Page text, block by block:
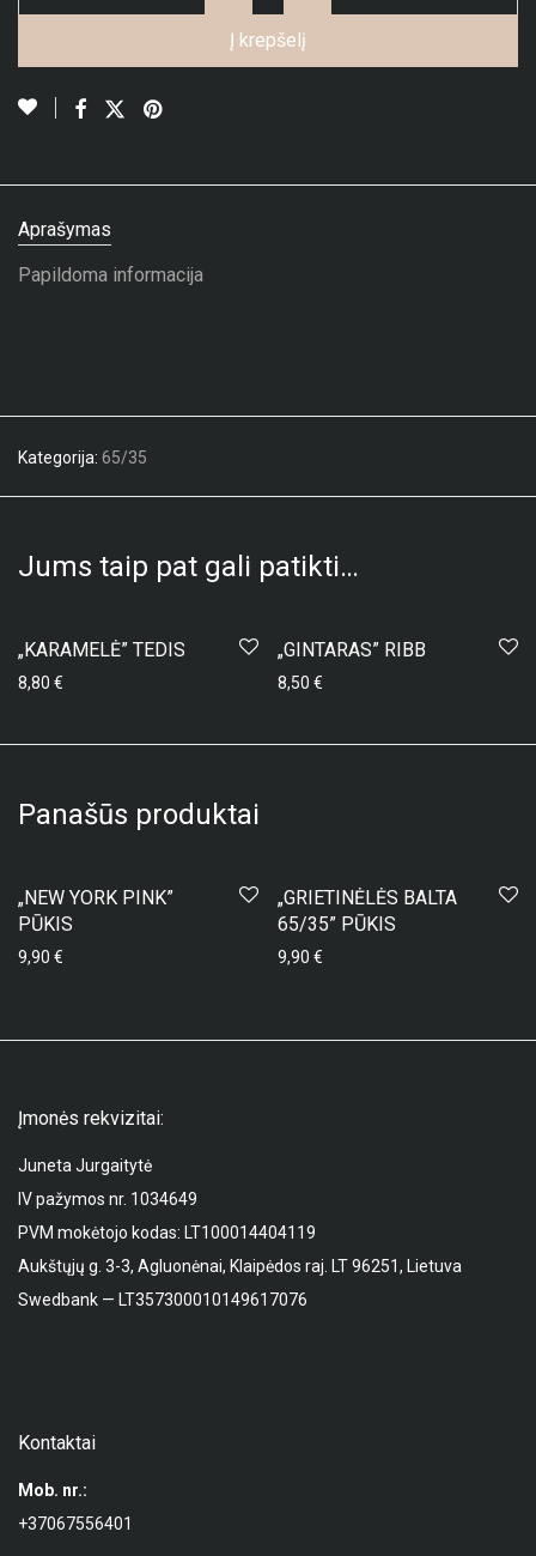
Į krepšelį
Aprašymas
Papildoma informacija
Kategorija: 65/35
Jums taip pat gali patikti…
„KARAMELĖ” TEDIS
8,80 €
„GINTARAS” RIBB
8,50 €
Panašūs produktai
„NEW YORK PINK”
PŪKIS
9,90 €
„GRIETINĖLĖS BALTA
65/35” PŪKIS
9,90 €
Įmonės rekvizitai:
Juneta Jurgaitytė
IV pažymos nr. 1034649
PVM mokėtojo kodas: LT100014404119
Aukštųjų g. 3-3, Agluonėnai, Klaipėdos raj. LT 96251, Lietuva
Swedbank — LT357300010149617076
Kontaktai
Mob. nr.:
+37067556401